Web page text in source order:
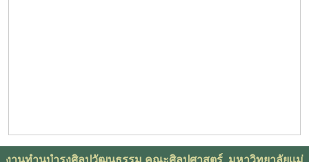
งานทำนุบำรุงศิลปวัฒนธรรม คณะศิลปศาสตร์ มหาวิทยาลัยเเม่